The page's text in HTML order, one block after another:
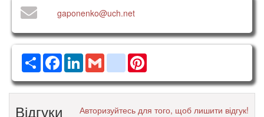
gaponenko@uch.net
РесурсFacebook
LinkedInGmail google_bookmarks
Відгуки Авторизуйтесь для того, щоб лишити відгук!